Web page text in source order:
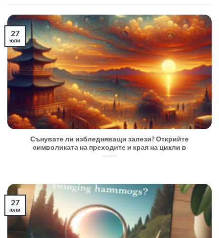
Сънувате ли избледняващи залези? Открийте
символиката на преходите и края на цикли в
27
юли
27
юли